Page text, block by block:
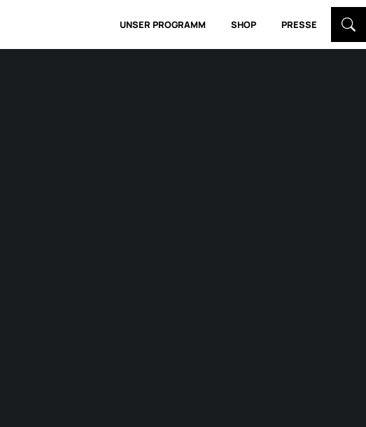
UNSER PROGRAMM SHOP PRESSE